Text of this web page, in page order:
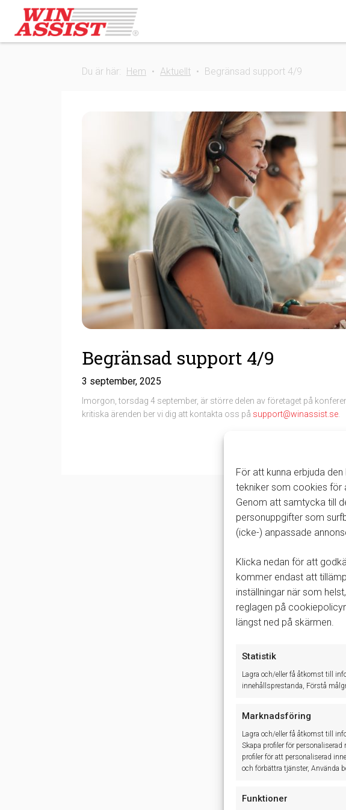
För att kunna erbjuda
tekniker som cookies för
Genom att samtycka till
personuppgifter som
(icke-) anpassade
Klicka nedan för att
kommer endast att
inställningar när som
reglagen på
längst ned på skärmen.
Statistik
Lagra och/eller få åtkomst till
innehållsprestanda, Förstå
Marknadsföring
Lagra och/eller få åtkomst till
Skapa profiler för
profiler för att personaliserad
och förbättra tjänster, Använda
Funktioner
Du är här: Hem • Aktuellt • Begränsad support 4/9
Begränsad support 4/9
3 september, 2025
Imorgon, torsdag 4 september, är större delen av företaget på
kritiska ärenden ber vi dig att kontakta oss på support@winassist.se